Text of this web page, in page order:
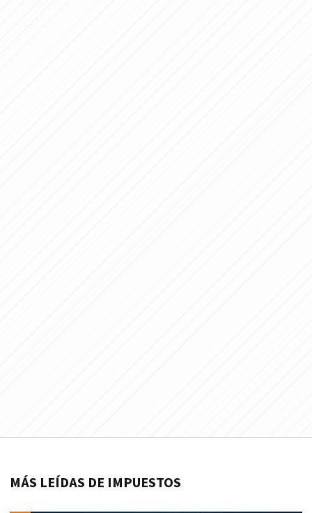
MÁS LEÍDAS DE IMPUESTOS